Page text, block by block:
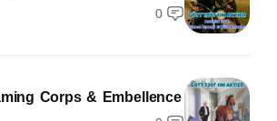
0
Corps & Embellence